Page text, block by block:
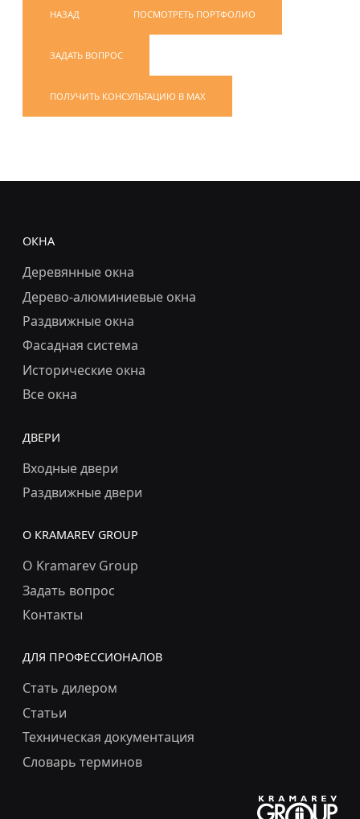
НАЗАД ПОСМОТРЕТЬ ПОРТФОЛИО
ЗАДАТЬ ВОПРОС
ПОЛУЧИТЬ КОНСУЛЬТАЦИЮ В MAX
ОКНА
Деревянные окна
Дерево-алюминиевые окна
Раздвижные окна
Фасадная система
Исторические окна
Все окна
ДВЕРИ
Входные двери
Раздвижные двери
О КRAMAREV GROUP
О Kramarev Group
Задать вопрос
Контакты
ДЛЯ ПРОФЕССИОНАЛОВ
Стать дилером
Статьи
Техническая документация
Словарь терминов